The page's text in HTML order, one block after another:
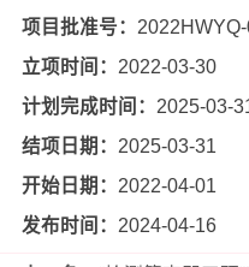
项目批准号：
立项时间： 2022-03-30
计划完成时间： 2025-03-
结项日期： 2025-03-31
开始日期： 2022-04-01
发布时间： 2024-04-16